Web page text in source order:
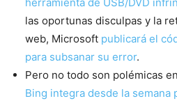
las oportunas disculpas y la
web, Microsoft publicará el
para subsanar su error.
Pero no todo son polémicas
Bing integra desde la semana